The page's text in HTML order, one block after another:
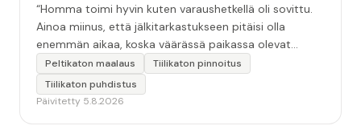
“Homma toimi hyvin kuten varaushetkellä oli sovittu.
Ainoa miinus, että jälkitarkastukseen pitäisi olla
enemmän aikaa, koska väärässä paikassa olevat
maalitipat löytyy myöhemmin ”
Peltikaton maalaus
Tiilikaton pinnoitus
Tiilikaton puhdistus
Päivitetty 5.8.2026